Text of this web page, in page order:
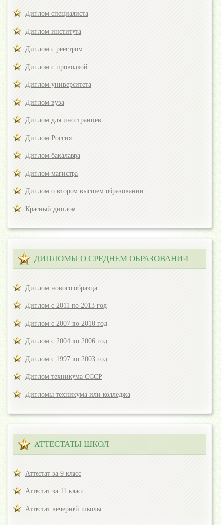
Диплом специалиста
Диплом института
Диплом с реестром
Диплом с проводкой
Диплом университета
Диплом вуза
Диплом для иностранцев
Диплом Россия
Диплом бакалавра
Диплом магистра
Диплом о втором высшем образовании
Красный диплом
ДИПЛОМЫ О СРЕДНЕМ ОБРАЗОВАНИИ
Диплом нового образца
Диплом с 2011 по 2013 год
Диплом с 2007 по 2010 год
Диплом с 2004 по 2006 год
Диплом с 1997 по 2003 год
Диплом техникума СССР
Дипломы техникума или колледжа
АТТЕСТАТЫ ШКОЛ
Аттестат за 9 класс
Аттестат за 11 класс
Аттестат вечерней школы